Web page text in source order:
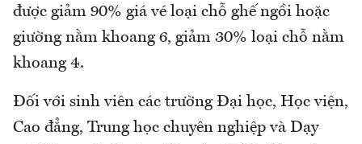
được giảm 90% giá vé loại chỗ ghế ngồi hoặc
giường nằm khoang 6, giảm 30% loại chỗ nằm
khoang 4.
Đối với sinh viên các trường Đại học, Học viện,
Cao đẳng, Trung học chuyên nghiệp và Dạy